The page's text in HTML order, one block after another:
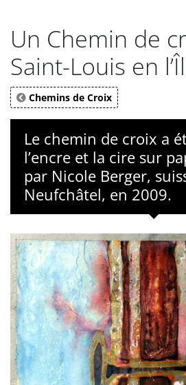
Un Chemin de
Saint-Louis en
Chemins de Croix
Le chemin de croix a
l’encre et la cire sur
par Nicole Berger,
Neufchâtel, en 2009.